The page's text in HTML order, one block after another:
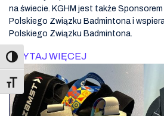
Toggle Font size
na świecie. KGHM jest także
Polskiego Związku Badmintona i
Polskiego Związku Badmintona.
CZYTAJ WIĘCEJ